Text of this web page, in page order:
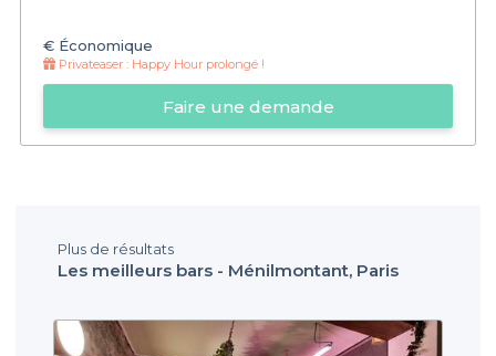
€ Économique
Privateaser : Happy Hour prolongé !
Faire une demande
Plus de résultats
Les meilleurs bars - Ménilmontant, Paris